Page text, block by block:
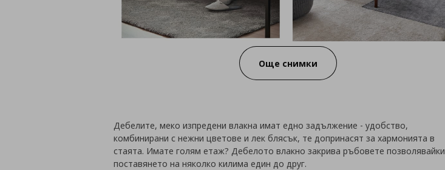
Още снимки
Дебелите, меко изпредени влакна имат едно задължение - удобство,
комбинирани с нежни цветове и лек блясък, те допринасят за хармонията в
стаята. Имате голям етаж? Дебелото влакно закрива ръбовете позволявайки
поставянето на няколко килима един до друг.